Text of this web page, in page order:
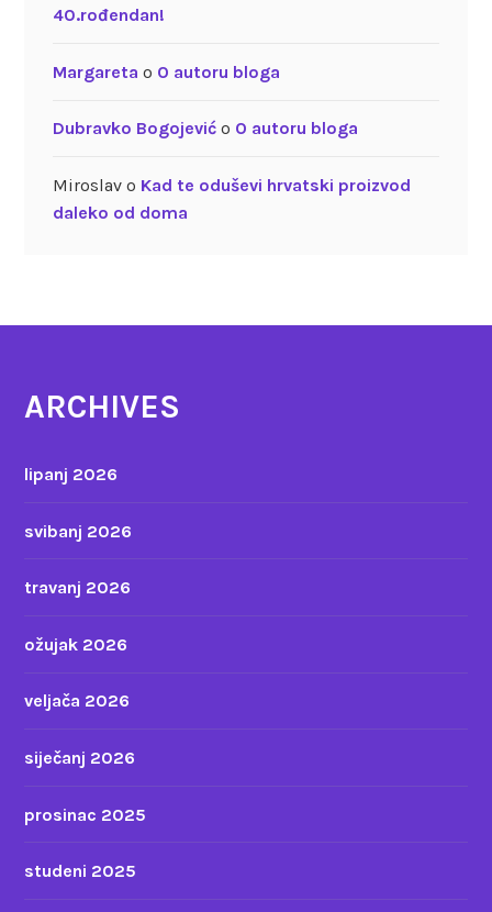
40.rođendan!
Margareta o O autoru bloga
Dubravko Bogojevićo O autoru bloga
Miroslavo Kad te oduševi hrvatski proizvod
daleko od doma
ARCHIVES
lipanj 2026
svibanj 2026
travanj 2026
ožujak 2026
veljača 2026
siječanj 2026
prosinac 2025
studeni 2025